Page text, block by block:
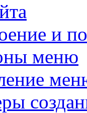
и
меню